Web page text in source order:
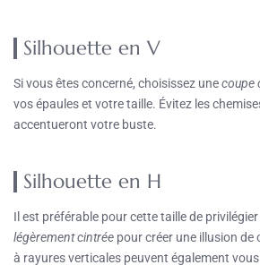
Silhouette en V
Si vous êtes concerné, choisissez unecoupe
vos épaules et votre taille. Évitez les
accentueront votre buste.
Silhouette en H
Il est préférable pour cette taille de
légèrement cintrée pour créer une illusion de
à rayures verticales peuvent également